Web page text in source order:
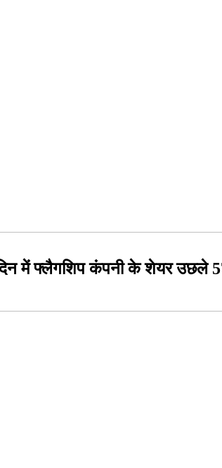
में फ्लैगशिप कंपनी के शेयर उछले